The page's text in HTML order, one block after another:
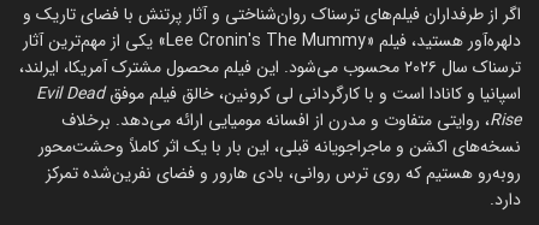
اگر از طرفداران فیلم‌های ترسناک روان‌شناختی و آثار پرتنش با فضای تاریک و
دلهره‌آور هستید، فیلم «Lee Cronin's The Mummy» یکی از مهم‌ترین آثار
ترسناک سال ۲۰۲۶ محسوب می‌شود. این فیلم محصول مشترک آمریکا، ایرلند،
اسپانیا و کانادا است و با کارگردانی لی کرونین، خالق فیلم موفقEvil Dead
Rise، روایتی متفاوت و مدرن از افسانه مومیایی ارائه می‌دهد. برخلاف
نسخه‌های اکشن و ماجراجویانه قبلی، این بار با یک اثر کاملاً وحشت‌محور
روبه‌رو هستیم که روی ترس روانی، بادی هارور و فضای نفرین‌شده تمرکز
دارد.